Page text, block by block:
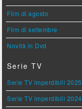
Film di agosto
Film di settembre
Novità in Dvd
Serie TV
Serie TV imperdibili 2025
Serie TV imperdibili 2024